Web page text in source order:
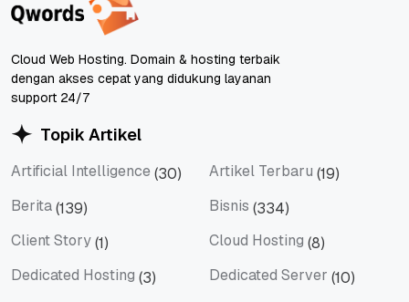
Cloud Web Hosting. Domain & hosting terbaik
dengan akses cepat yang didukung layanan
support 24/7
Topik Artikel
Artificial Intelligence (30) Artikel Terbaru (19)
Berita(139) Bisnis (334)
Client Story(1) Cloud Hosting (8)
Dedicated Hosting (3) Dedicated Server (10)